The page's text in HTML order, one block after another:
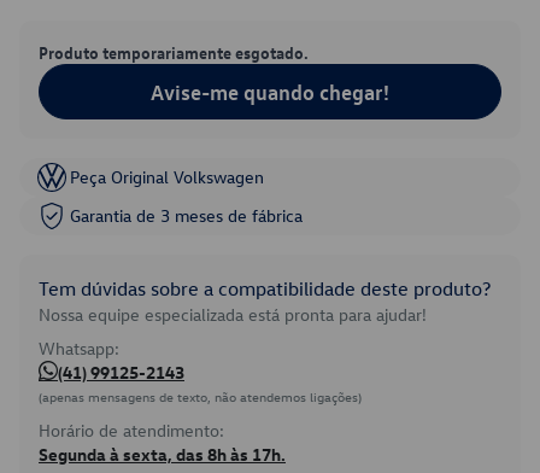
Produto temporariamente esgotado.
Avise-me quando chegar!
Peça Original Volkswagen
Garantia de 3 meses de fábrica
Tem dúvidas sobre a compatibilidade deste produto?
Nossa equipe especializada está pronta para ajudar!
Whatsapp:
(41) 99125-2143
(apenas mensagens de texto, não atendemos ligações)
Horário de atendimento:
Segunda à sexta, das 8h às 17h.